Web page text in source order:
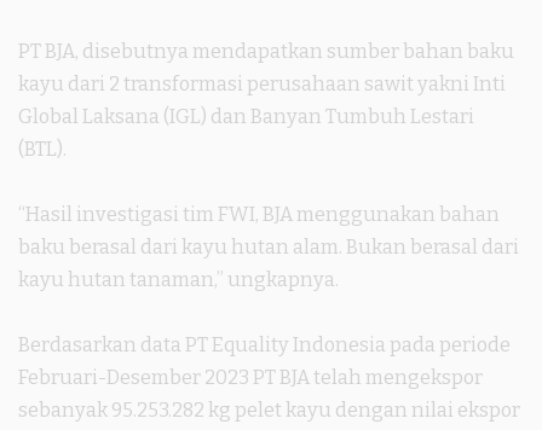
PT BJA, disebutnya mendapatkan sumber bahan baku
kayu dari 2 transformasi perusahaan sawit yakni Inti
Global Laksana (IGL) dan Banyan Tumbuh Lestari
(BTL).
“Hasil investigasi tim FWI, BJA menggunakan bahan
baku berasal dari kayu hutan alam. Bukan berasal dari
kayu hutan tanaman,” ungkapnya.
Berdasarkan data PT Equality Indonesia pada periode
Februari-Desember 2023 PT BJA telah mengekspor
sebanyak 95.253.282 kg pelet kayu dengan nilai ekspor